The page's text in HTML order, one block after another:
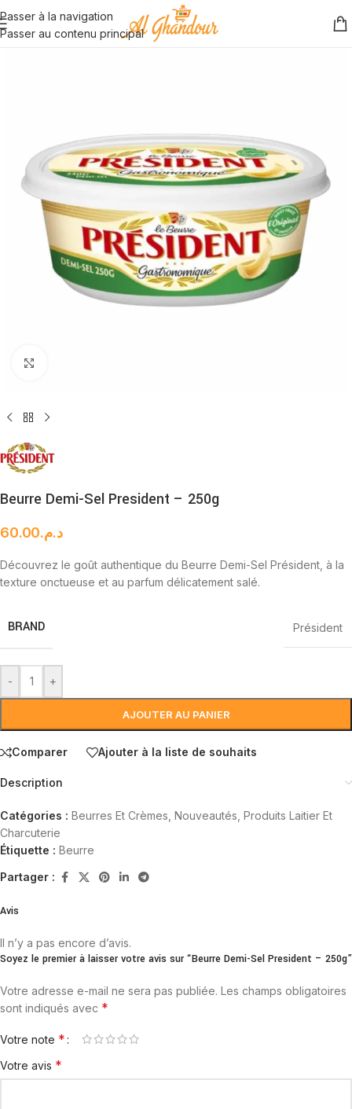
Passer à la navigation
Passer au contenu principal
Beurre Demi-Sel President – 250g
د.م.60.00
Découvrez le goût authentique du Beurre Demi-Sel Président, à la
texture onctueuse et au parfum délicatement salé.
BRAND Président
- +
AJOUTER AU PANIER
Comparer Ajouter à la liste de souhaits
Description
Catégories : Beurres Et Crèmes Nouveautés Produits Laitier Et
Charcuterie
Étiquette : Beurre
Partager :
Avis
Il n’y a pas encore d’avis.
Soyez le premier à laisser votre avis sur “Beurre Demi-Sel President – 250g”
Votre adresse e-mail ne sera pas publiée. Les champs obligatoires
sont indiqués avec *
Votre note *
Votre avis *